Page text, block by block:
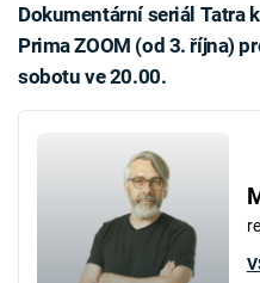
Dokumentární seriál Tatra
Prima ZOOM (od 3. října)
sobotu ve 20.00.